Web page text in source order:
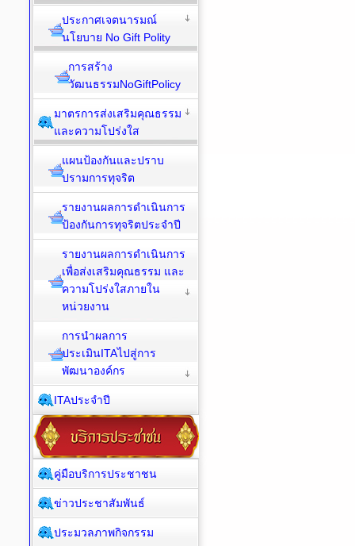
ประกาศเจตนารมณ์
นโยบาย No Gift Polity
การสร้าง
วัฒนธรรมNoGiftPolicy
มาตรการส่งเสริมคุณธรรม
และความโปร่งใส
แผนป้องกันและปราบ
ปรามการทุจริต
รายงานผลการดำเนินการ
ป้องกันการทุจริตประจำปี
รายงานผลการดำเนินการ
เพื่อส่งเสริมคุณธรรม และ
ความโปร่งใสภายใน
หน่วยงาน
การนำผลการ
ประเมินITAไปสู่การ
พัฒนาองค์กร
ITAประจำปี
คู่มือบริการประชาชน
ข่าวประชาสัมพันธ์
ประมวลภาพกิจกรรม